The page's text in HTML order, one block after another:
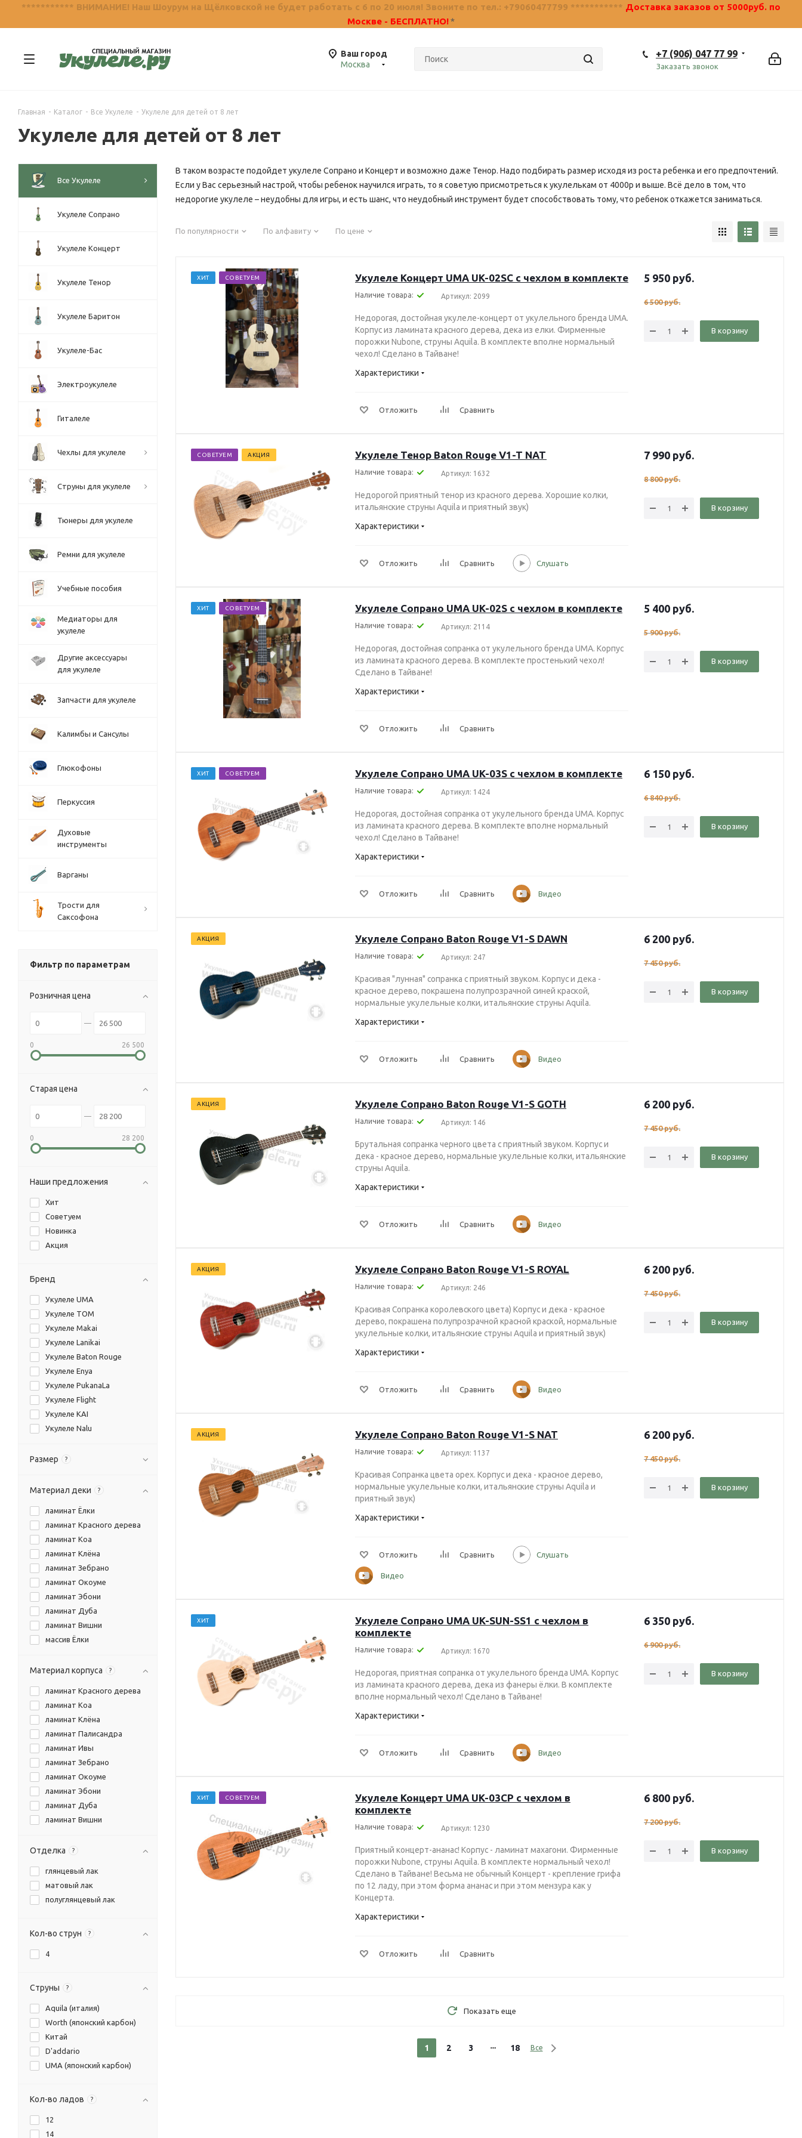
*********** ВНИМАНИЕ! Наш Шоурум на Щёлковской не будет работать с 6 по 20 июля! Звоните по тел.: +79060477799 *********** Доставка заказов от 5000руб. по
Москве - БЕСПЛАТНО!*
Ваш город
Москва
+7 (906) 047 77 99
Заказать звонок
Главная - Каталог - Все Укулеле - Укулеле для детей от 8 лет
Укулеле для детей от 8 лет
В таком возрасте подойдет укулеле Сопрано и Концерт и возможно даже Тенор. Надо подбирать размер исходя из роста ребенка и его предпочтений.
Если у Вас серьезный настрой, чтобы ребенок научился играть, то я советую присмотреться к укулелькам от 4000р и выше. Всё дело в том, что
недорогие укулеле – неудобны для игры, и есть шанс, что неудобный инструмент будет способствовать тому, что ребенок откажется заниматься.
По популярности По алфавиту По цене
ХИТ СОВЕТУЕМ Укулеле Концерт UMA UK-02SC с чехлом в комплекте
Наличие товара: Артикул: 2099
Недорогая, достойная укулеле-концерт от укулельного бренда UMA.
Корпус из ламината красного дерева, дека из елки. Фирменные
порожки Nubone, струны Aquila. В комплекте вполне нормальный
чехол! Сделано в Тайване!
Характеристики
Отложить Сравнить
5 950 руб.
6 500руб.
В корзину
СОВЕТУЕМ АКЦИЯ Укулеле Тенор Baton Rouge V1-T NAT
Наличие товара: Артикул: 1632
Недорогой приятный тенор из красного дерева. Хорошие колки,
итальянские струны Aquila и приятный звук)
Характеристики
Отложить Сравнить Слушать
7 990 руб.
8 800руб.
В корзину
ХИТ СОВЕТУЕМ Укулеле Сопрано UMA UK-02S с чехлом в комплекте
Наличие товара: Артикул: 2114
Недорогая, достойная сопранка от укулельного бренда UMA. Корпус
из ламината красного дерева. В комплекте простенький чехол!
Сделано в Тайване!
Характеристики
Отложить Сравнить
5 400 руб.
5 900руб.
В корзину
ХИТ СОВЕТУЕМ Укулеле Сопрано UMA UK-03S с чехлом в комплекте
Наличие товара: Артикул: 1424
Недорогая, достойная сопранка от укулельного бренда UMA. Корпус
из ламината красного дерева. В комплекте вполне нормальный
чехол! Сделано в Тайване!
Характеристики
Отложить Сравнить Видео
6 150 руб.
6 840руб.
В корзину
АКЦИЯ Укулеле Сопрано Baton Rouge V1-S DAWN
Наличие товара: Артикул: 247
Красивая "лунная" сопранка с приятный звуком. Корпус и дека -
красное дерево, покрашена полупрозрачной синей краской,
нормальные укулельные колки, итальянские струны Aquila.
Характеристики
Отложить Сравнить Видео
6 200 руб.
7 450руб.
В корзину
АКЦИЯ Укулеле Сопрано Baton Rouge V1-S GOTH
Наличие товара: Артикул: 146
Брутальная сопранка черного цвета с приятный звуком. Корпус и
дека - красное дерево, нормальные укулельные колки, итальянские
струны Aquila.
Характеристики
Отложить Сравнить Видео
6 200 руб.
7 450руб.
В корзину
АКЦИЯ Укулеле Сопрано Baton Rouge V1-S ROYAL
Наличие товара: Артикул: 246
Красивая Cопранка королевского цвета) Корпус и дека - красное
дерево, покрашена полупрозрачной красной краской, нормальные
укулельные колки, итальянские струны Aquila и приятный звук)
Характеристики
Отложить Сравнить Видео
6 200 руб.
7 450руб.
В корзину
АКЦИЯ Укулеле Сопрано Baton Rouge V1-S NAT
Наличие товара: Артикул: 1137
Красивая Cопранка цвета орех. Корпус и дека - красное дерево,
нормальные укулельные колки, итальянские струны Aquila и
приятный звук)
Характеристики
Отложить Сравнить Слушать
Видео
6 200 руб.
7 450руб.
В корзину
ХИТ
Укулеле Сопрано UMA UK-SUN-SS1 с чехлом в
комплекте
Наличие товара: Артикул: 1670
Недорогая, приятная сопранка от укулельного бренда UMA. Корпус
из ламината красного дерева, дека из фанеры ёлки. В комплекте
вполне нормальный чехол! Сделано в Тайване!
Характеристики
Отложить Сравнить Видео
6 350 руб.
6 900руб.
В корзину
ХИТ СОВЕТУЕМ
Укулеле Концерт UMA UK-03CP с чехлом в
комплекте
Наличие товара: Артикул: 1230
Приятный концерт-ананас! Корпус - ламинат махагони. Фирменные
порожки Nubone, струны Aquila. В комплекте нормальный чехол!
Сделано в Тайване! Весьма не обычный Концерт - крепление грифа
по 12 ладу, при этом форма ананас и при этом мензура как у
Концерта.
Характеристики
Отложить Сравнить
6 800 руб.
7 200руб.
В корзину
Показать еще
1 2 3 18 Все
Все Укулеле
Укулеле Сопрано
Укулеле Концерт
Укулеле Тенор
Укулеле Баритон
Укулеле-Бас
Электроукулеле
Гиталеле
Чехлы для укулеле
Струны для укулеле
Тюнеры для укулеле
Ремни для укулеле
Учебные пособия
Медиаторы для
укулеле
Другие аксессуары
для укулеле
Запчасти для укулеле
Калимбы и Сансулы
Глюкофоны
Перкуссия
Духовые
инструменты
Варганы
Трости для
Саксофона
Фильтр по параметрам
Розничная цена
0 26 500
Старая цена
0 28 200
Наши предложения
Хит
Советуем
Новинка
Акция
Бренд
Укулеле UMA
Укулеле TOM
Укулеле Makai
Укулеле Lanikai
Укулеле Baton Rouge
Укулеле Enya
Укулеле PukanaLa
Укулеле Flight
Укулеле KAI
Укулеле Nalu
Размер ?
Материал деки ?
ламинат Ёлки
ламинат Красного дерева
ламинат Коа
ламинат Клёна
ламинат Зебрано
ламинат Окоуме
ламинат Эбони
ламинат Дуба
ламинат Вишни
массив Ёлки
массив Кедра
массив Манго
Материал корпуса ?
ламинат Красного дерева
ламинат Коа
ламинат Клёна
ламинат Палисандра
ламинат Ивы
ламинат Зебрано
ламинат Окоуме
ламинат Эбони
ламинат Дуба
ламинат Вишни
массив Красного дерева
пластик
Отделка ?
глянцевый лак
матовый лак
полуглянцевый лак
Кол-во струн ?
4
Струны ?
Aquila (италия)
Worth (японский карбон)
Китай
D'addario
UMA (японский карбон)
Кол-во ладов ?
12
14